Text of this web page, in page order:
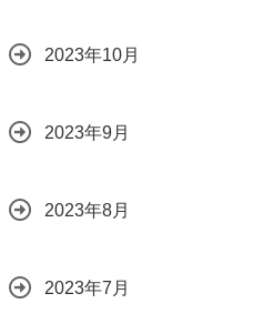
2023年10月
2023年9月
2023年8月
2023年7月